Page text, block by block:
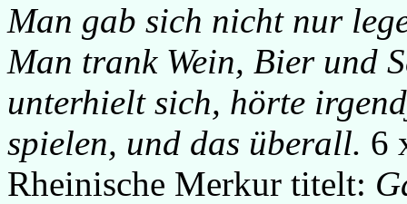
Man gab sich nicht nur
Man trank Wein, Bier und
unterhielt sich, hörte
spielen, und das überall. 6
Rheinische Merkur titelt: